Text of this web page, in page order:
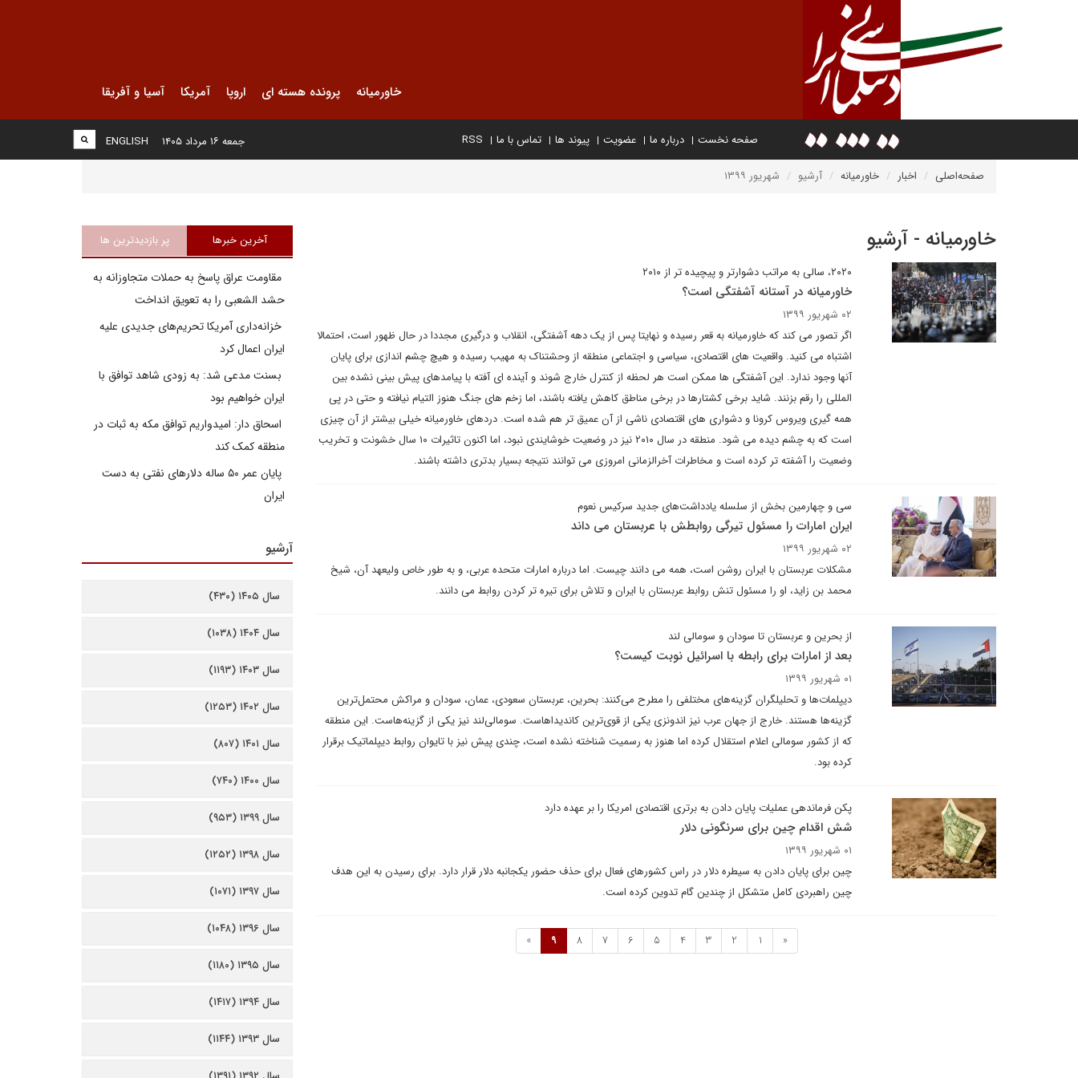
خاورمیانه پرونده هسته ای اروپا آمریکا آسیا و آفریقا
صفحه نخست درباره ما عضویت پیوند ها تماس با ما RSS
ENGLISH جمعه ۱۶ مرداد ۱۴۰۵
صفحه‌اصلی اخبار خاورمیانه آرشیو شهریور ۱۳۹۹
خاورمیانه - آرشیو
۲۰۲۰، سالی به مراتب دشوارتر و پیچیده تر از ۲۰۱۰
خاورمیانه در آستانه آشفتگی است؟
۰۲ شهریور ۱۳۹۹
اگر تصور می کند که خاورمیانه به قعر رسیده و نهایتا پس از یک دهه آشفتگی، انقلاب و درگیری مجددا در حال ظهور است، احتمالا
اشتباه می کنید. واقعیت های اقتصادی، سیاسی و اجتماعی منطقه از وحشتناک به مهیب رسیده و هیچ چشم اندازی برای پایان
آنها وجود ندارد. این آشفتگی ها ممکن است هر لحظه از کنترل خارج شوند و آینده ای آفته با پیامدهای پیش بینی نشده بین
المللی را رقم بزنند. شاید برخی کشتارها در برخی مناطق کاهش یافته باشند، اما زخم های جنگ هنوز التیام نیافته و حتی در پی
همه گیری ویروس کرونا و دشواری های اقتصادی ناشی از آن عمیق تر هم شده است. دردهای خاورمیانه خیلی بیشتر از آن چیزی
است که به چشم دیده می شود. منطقه در سال ۲۰۱۰ نیز در وضعیت خوشایندی نبود، اما اکنون تاثیرات ۱۰ سال خشونت و تخریب
وضعیت را آشفته تر کرده است و مخاطرات آخرالزمانی امروزی می توانند نتیجه بسیار بدتری داشته باشند.
سی و چهارمین بخش از سلسله یادداشت‌های جدید سرکیس نعوم
ایران امارات را مسئول تیرگی روابطش با عربستان می داند
۰۲ شهریور ۱۳۹۹
مشکلات عربستان با ایران روشن است، همه می دانند چیست. اما درباره امارات متحده عربی، و به طور خاص ولیعهد آن، شیخ
محمد بن زاید، او را مسئول تنش روابط عربستان با ایران و تلاش برای تیره تر کردن روابط می دانند.
از بحرین و عربستان تا سودان و سومالی لند
بعد از امارات برای رابطه با اسرائیل نوبت کیست؟
۰۱ شهریور ۱۳۹۹
دیپلمات‌ها و تحلیلگران گزینه‌های مختلفی را مطرح می‌کنند: بحرین، عربستان سعودی، عمان، سودان و مراکش محتمل‌ترین
گزینه‌ها هستند. خارج از جهان عرب نیز اندونزی یکی از قوی‌ترین کاندیداهاست. سومالی‌لند نیز یکی از گزینه‌هاست. این منطقه
که از کشور سومالی اعلام استقلال کرده اما هنوز به رسمیت شناخته نشده است، چندی پیش نیز با تایوان روابط دیپلماتیک برقرار
کرده بود.
پکن فرماندهی عملیات پایان دادن به برتری اقتصادی امریکا را بر عهده دارد
شش اقدام چین برای سرنگونی دلار
۰۱ شهریور ۱۳۹۹
چین برای پایان دادن به سیطره دلار در راس کشورهای فعال برای حذف حضور یکجانبه دلار قرار دارد. برای رسیدن به این هدف
چین راهبردی کامل متشکل از چندین گام تدوین کرده است.
«
1
2
3
4
5
6
7
8
9
»
آخرین خبرها پر بازدیدترین ها
مقاومت عراق پاسخ به حملات متجاوزانه به
حشد الشعبی را به تعویق انداخت
خزانه‌داری آمریکا تحریم‌های جدیدی علیه
ایران اعمال کرد
بسنت مدعی شد: به زودی شاهد توافق با
ایران خواهیم بود
اسحاق دار: امیدواریم توافق مکه به ثبات در
منطقه کمک کند
پایان عمر ۵۰ ساله دلارهای نفتی به دست
ایران
آرشیو
سال ۱۴۰۵ (۴۳۰)
سال ۱۴۰۴ (۱۰۳۸)
سال ۱۴۰۳ (۱۱۹۳)
سال ۱۴۰۲ (۱۲۵۳)
سال ۱۴۰۱ (۸۰۷)
سال ۱۴۰۰ (۷۴۰)
سال ۱۳۹۹ (۹۵۳)
سال ۱۳۹۸ (۱۲۵۲)
سال ۱۳۹۷ (۱۰۷۱)
سال ۱۳۹۶ (۱۰۴۸)
سال ۱۳۹۵ (۱۱۸۰)
سال ۱۳۹۴ (۱۴۱۷)
سال ۱۳۹۳ (۱۱۴۴)